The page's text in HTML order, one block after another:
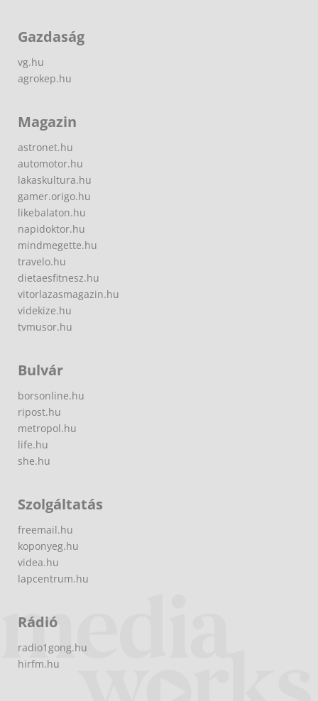
Gazdaság
vg.hu
agrokep.hu
Magazin
astronet.hu
automotor.hu
lakaskultura.hu
gamer.origo.hu
likebalaton.hu
napidoktor.hu
mindmegette.hu
travelo.hu
dietaesfitnesz.hu
vitorlazasmagazin.hu
videkize.hu
tvmusor.hu
Bulvár
borsonline.hu
ripost.hu
metropol.hu
life.hu
she.hu
Szolgáltatás
freemail.hu
koponyeg.hu
videa.hu
lapcentrum.hu
Rádió
radio1gong.hu
hirfm.hu